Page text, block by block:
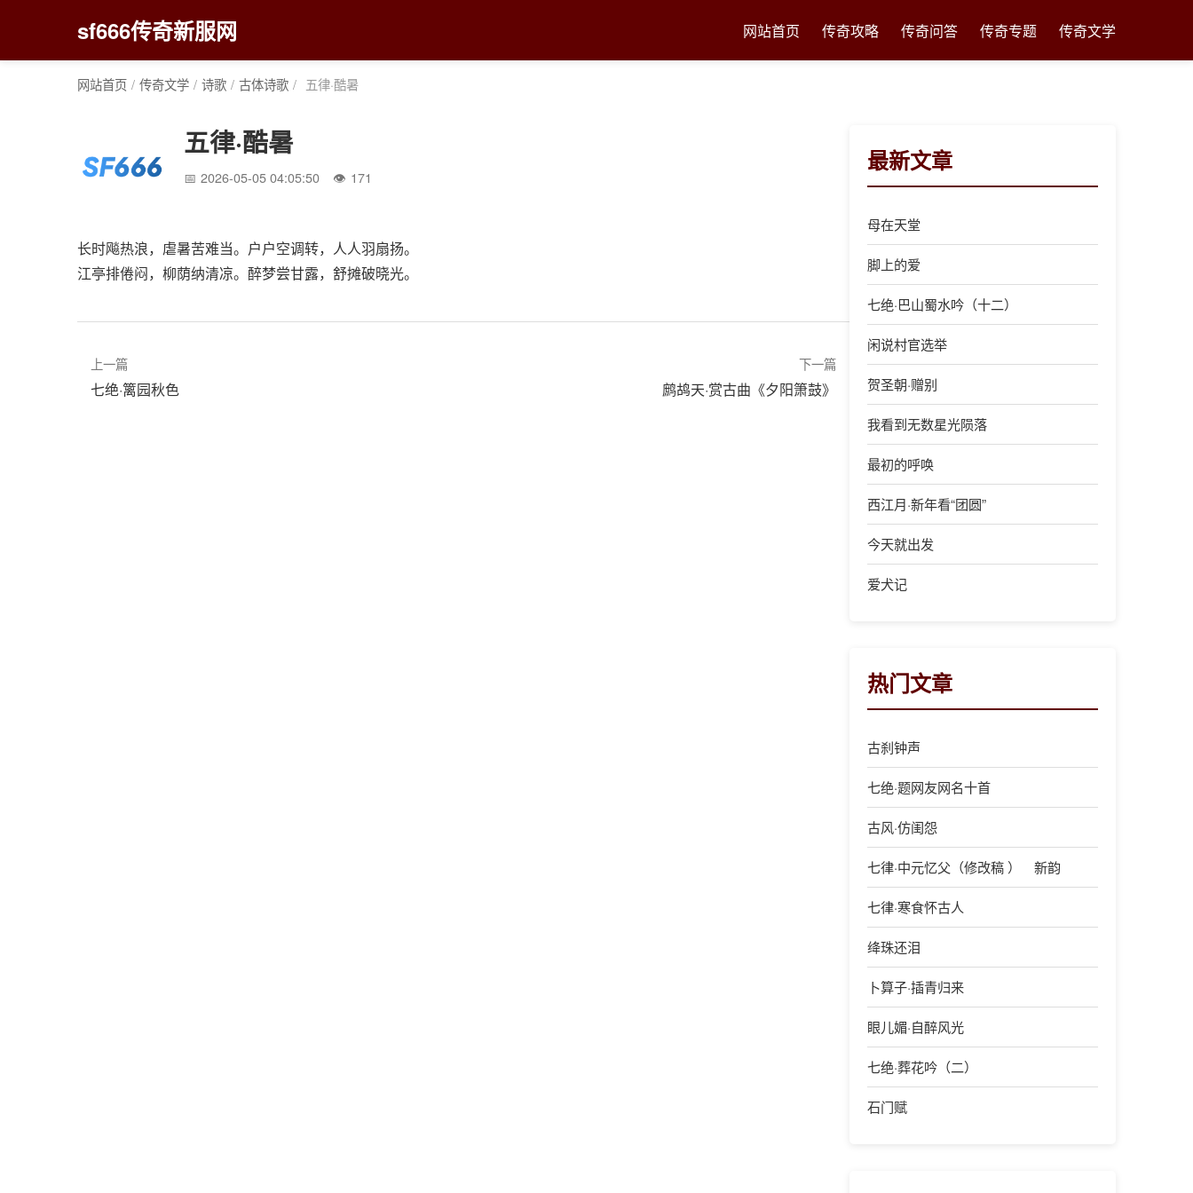
sf666传奇新服网 网站首页 传奇攻略 传奇问答 传奇专题 传奇文学
网站首页 / 传奇文学 / 诗歌 / 古体诗歌 / 五律·酷暑
五律·酷暑
2026-05-05 04:05:50 171
长时飚热浪，虐暑苦难当。户户空调转，人人羽扇扬。
江亭排倦闷，柳荫纳清凉。醉梦尝甘露，舒摊破晓光。
上一篇
七绝·篱园秋色
下一篇
鹧鸪天·赏古曲《夕阳箫鼓》
最新文章
母在天堂
脚上的爱
七绝·巴山蜀水吟（十二）
闲说村官选举
贺圣朝·赠别
我看到无数星光陨落
最初的呼唤
西江月·新年看“团圆”
今天就出发
爱犬记
热门文章
古刹钟声
七绝·题网友网名十首
古风·仿闺怨
七律·中元忆父（修改稿 ） 新韵
七律·寒食怀古人
绛珠还泪
卜算子·插青归来
眼儿媚·自醉风光
七绝·葬花吟（二）
石门赋